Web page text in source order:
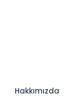
Hakkımızda